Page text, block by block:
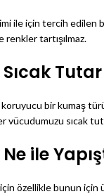
ile için tercih edilen
renkler tartışılmaz.
Tutar
koruyucu bir kumaş
vücudumuzu sıcak
ile
özellikle bunun için